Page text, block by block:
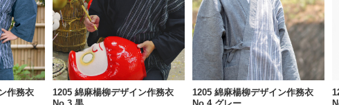
作務衣
1205 綿麻楊柳デザイン作務衣
1205 綿麻楊柳デザイン作務衣